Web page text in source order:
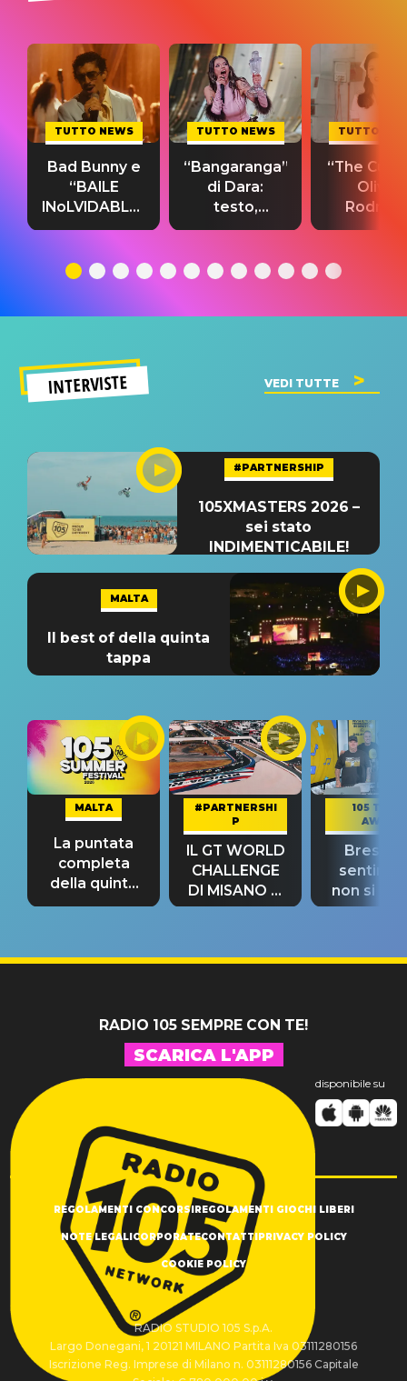
TUTTO NEWS
Bad Bunny e
“BAILE
INoLVIDABLE”:
testo,
significato
TUTTO NEWS
“Bangaranga”
di Dara:
testo,
traduzione e
del singolo
TUTTO
“The
Olivia
testo,
INTERVISTE VEDI TUTTE
#PARTNERSHIP
105XMASTERS 2026 –
sei stato
INDIMENTICABILE!
MALTA
Il best of della quinta
tappa
MALTA
La puntata
completa
della quinta
tappa
#PARTNERSHI
P
IL GT WORLD
CHALLENGE
DI MISANO si
riconferma
105 TAKE
AWAY
Bresh:
non si
fino alla
RADIO 105 SEMPRE CON TE!
SCARICA L'APP
disponibile su
REGOLAMENTI CONCORSI REGOLAMENTI GIOCHI LIBERI
NOTE LEGALI CORPORATECONTATTI PRIVACY POLICY
COOKIE POLICY
RADIO STUDIO 105 S.p.A.
Largo Donegani, 1 20121 MILANO Partita Iva 03111280156
Iscrizione Reg. Imprese di Milano n. 03111280156 Capitale